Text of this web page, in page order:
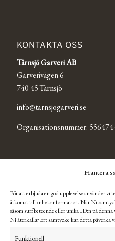
Hantera
För att erbjuda en god upplevelse använder vi
åtkomst till enhetsinformation. När Ni
såsom surfbeteende eller unika ID:n på
Ni återkallar Ert samtycke kan detta påverka
Funktionell
KONTAKTA OSS
Tärnsjö Garveri AB
Garverivägen 6
740 45 Tärnsjö
info@tarnsjogarveri.se
Organisationsnummer:
aktuella öppettider.